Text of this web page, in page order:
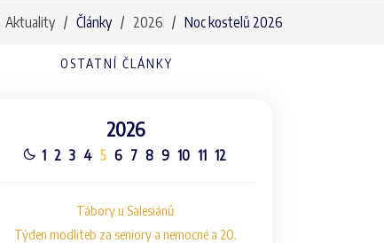
Aktuality Články 2026 Noc kostelů 2026
OSTATNÍ ČLÁNKY
2026
1 2 3 4 5 6 7 8 9 10 11 12
Tábory u Salesiánů
Týden modliteb za seniory a nemocné a 20.